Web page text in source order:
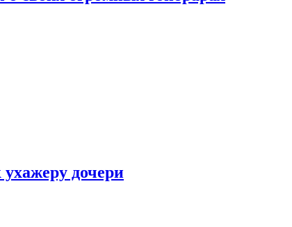
дочери